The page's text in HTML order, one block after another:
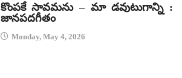
కొంపకే సావమను – మా డవుటుగాన్ని :
జానపదగీతం
Monday, May 4, 2026